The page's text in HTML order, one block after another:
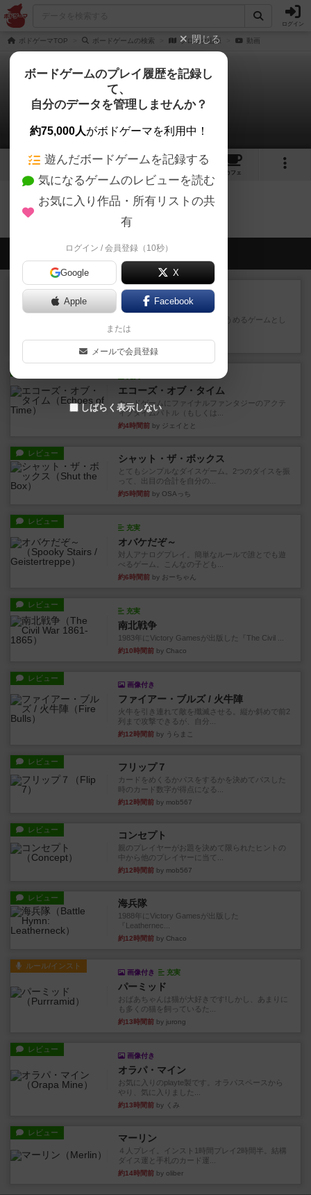
ログイン
ボドゲーマTOP ボードゲームの検索 ブロック山脈 動画
ブロック山脈
0件の動画
2
カフェ
ブロック山脈のトップに戻る
会員の新しい投稿
レビュー
ワン・トゥ・ファイブ
とにかくお手軽にすき間時間をうめるゲームとし
て重宝するゲームです。いわ...
41分前by nabekoh
エコーズ・オブ・タイム
カードゲームにファイナルファンタジーのアクテ
ィブタイムバトル（もしくは...
約4時間前 by ジェイとと
レビュー シャット・ザ・ボックス
とてもシンプルなダイスゲーム。2つのダイスを振
って、出目の合計を自分の...
約5時間前 by OSAっち
レビュー
充実
オバケだぞ～
対人アナログプレイ。簡単なルールで誰とでも遊
べるゲーム。こんなの子ども...
約6時間前 by おーちゃん
レビュー
充実
南北戦争
1983年にVictory Gamesが出版した『The Civil ...
約10時間前 by Chaco
レビュー
画像付き
ファイアー・ブルズ / 火牛陣
火牛を引き連れて敵を殲滅させる。縦か斜めで前2
列まで攻撃できるが、自分...
約12時間前 by うらまこ
レビュー フリップ７
カードをめくるかパスをするかを決めてパスした
時のカード数字が得点になる...
約12時間前 by mob567
レビュー コンセプト
親のプレイヤーがお題を決めて限られたヒントの
中から他のプレイヤーに当て...
約12時間前 by mob567
レビュー 海兵隊
1988年にVictory Gamesが出版した
『Leathernec...
約12時間前 by Chaco
ルール/インスト
画像付き 充実
パーミッド
おばあちゃんは猫が大好きです!しかし、あまりに
も多くの猫を飼っているた...
約13時間前 by jurong
レビュー
画像付き
オラパ・マイン
お気に入りのplayte製です。オラパスペースから
やり、気に入りました...
約13時間前 by くみ
レビュー マーリン
４人プレイ。インスト1時間プレイ2時間半。結構
ダイス運と手札のカード運...
約14時間前 by oliber
閉じる
ボードゲームのプレイ履歴を記録し
て、
自分のデータを管理しませんか？
約75,000人がボドゲーマを利用中！
遊んだボードゲームを記録する
気になるゲームのレビューを読む
お気に入り作品・所有リストの共
有
ログイン / 会員登録（10秒）
Google X
Apple Facebook
または
メールで会員登録
しばらく表示しない